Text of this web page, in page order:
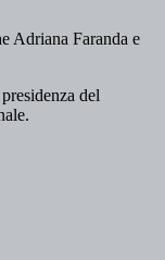
Adriana Faranda e
del